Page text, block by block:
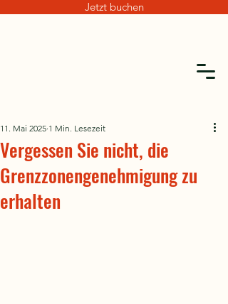
Jetzt buchen
Vergessen Sie nicht, die
Grenzzonengenehmigung zu
erhalten
11. Mai 2025 1 Min. Lesezeit